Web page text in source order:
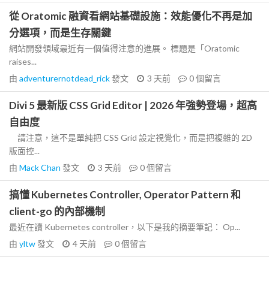
從 Oratomic 融資看網站基礎設施：效能優化不再是加
分選項，而是生存關鍵
網站開發領域最近有一個值得注意的進展。 標題是「Oratomic
raises...
由 adventurernotdead_rick發文 3 天前 0個留言
Divi 5 最新版 CSS Grid Editor | 2026 年強勢登場，超高
自由度
請注意，這不是單純把 CSS Grid 設定視覺化，而是把複雜的 2D
版面控...
由 Mack Chan 發文 3 天前 0個留言
搞懂 Kubernetes Controller, Operator Pattern 和
client-go 的內部機制
最近在讀 Kubernetes controller，以下是我的摘要筆記： Op...
由 yltw發文 4 天前 0個留言